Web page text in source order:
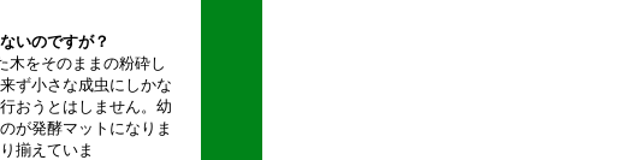
いのですが？
木をそのままの粉砕し
ず小さな成虫にしかな
おうとはしません。幼
が発酵マットになりま
揃えていま